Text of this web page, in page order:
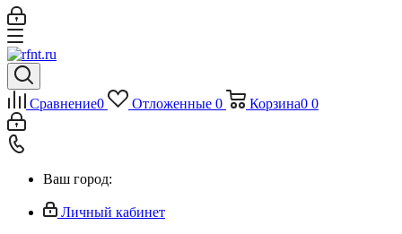
Сравнение0 Отложенные 0 Корзина0 0
Ваш город:
Личный кабинет